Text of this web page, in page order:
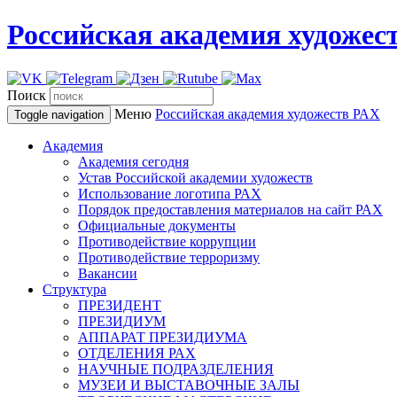
Российская академия
Поиск
Toggle navigation Меню Российская академия художеств РАХ
Академия
Академия сегодня
Устав Российской академии художеств
Использование логотипа РАХ
Порядок предоставления материалов на сайт РАХ
Официальные документы
Противодействие коррупции
Противодействие терроризму
Вакансии
Структура
ПРЕЗИДЕНТ
ПРЕЗИДИУМ
АППАРАТ ПРЕЗИДИУМА
ОТДЕЛЕНИЯ РАХ
НАУЧНЫЕ ПОДРАЗДЕЛЕНИЯ
МУЗЕИ И ВЫСТАВОЧНЫЕ ЗАЛЫ